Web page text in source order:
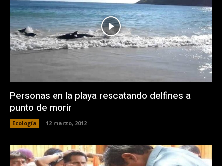
Personas en la playa rescatando delfines a
punto de morir
Ecología 12 marzo, 2012